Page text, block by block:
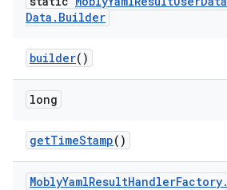
Data . Builder
builder()
long
getTimeStamp()
MoblyYamlResultHandlerFactory.